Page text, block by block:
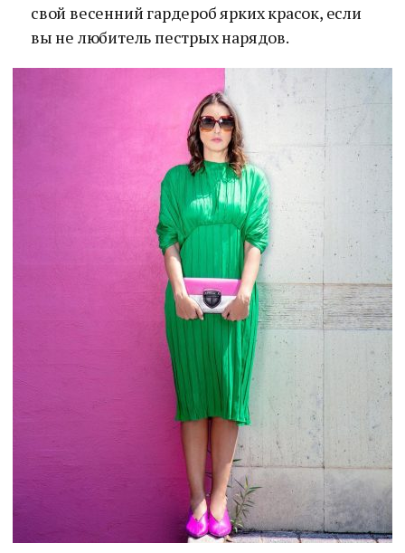
свой весенний гардероб ярких красок, если
вы не любитель пестрых нарядов.